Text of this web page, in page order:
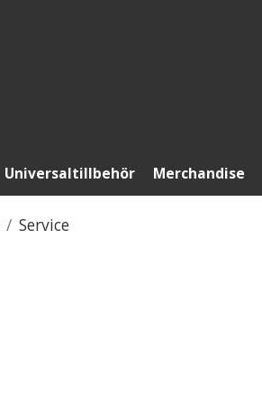
Universaltillbehör Merchandise
Service